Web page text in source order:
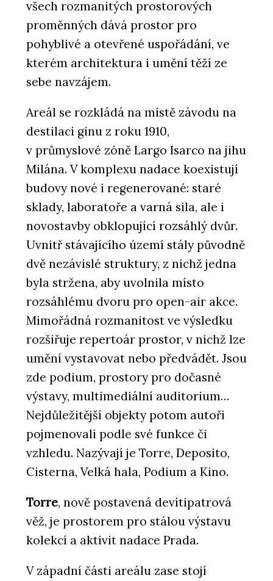
všech rozmanitých prostorových
proměnných dává prostor pro
pohyblivé a otevřené uspořádání, ve
kterém architektura i umění těží ze
sebe navzájem.
Areál se rozkládá na místě závodu na
destilaci ginu z roku 1910,
v průmyslové zóně Largo Isarco na jihu
Milána. V komplexu nadace koexistují
budovy nové i regenerované: staré
sklady, laboratoře a varná sila, ale i
novostavby obklopující rozsáhlý dvůr.
Uvnitř stávajícího území stály původně
dvě nezávislé struktury, z nichž jedna
byla stržena, aby uvolnila místo
rozsáhlému dvoru pro open-air akce.
Mimořádná rozmanitost ve výsledku
rozšiřuje repertoár prostor, v nichž lze
umění vystavovat nebo předvádět. Jsou
zde podium, prostory pro dočasné
výstavy, multimediální auditorium…
Nejdůležitější objekty potom autoři
pojmenovali podle své funkce či
vzhledu. Nazývají je Torre, Deposito,
Cisterna, Velká hala, Podium a Kino.
Torre, nově postavená devítipatrová
věž, je prostorem pro stálou výstavu
kolekcí a aktivit nadace Prada.
V západní části areálu zase stojí